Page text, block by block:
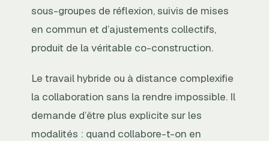
sous-groupes de réflexion, suivis de mises
en commun et d’ajustements collectifs,
produit de la véritable co-construction.
Le travail hybride ou à distance complexifie
la collaboration sans la rendre impossible. Il
demande d’être plus explicite sur les
modalités : quand collabore-t-on en